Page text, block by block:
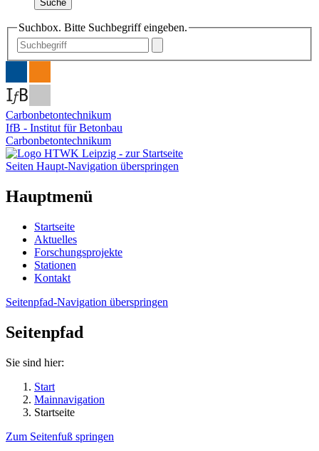
Suche
Suchbox. Bitte Suchbegriff eingeben.
Carbonbetontechnikum
IfB - Institut für Betonbau
Carbonbetontechnikum
Seiten Haupt-Navigation überspringen
Hauptmenü
Startseite
Aktuelles
Forschungsprojekte
Stationen
Kontakt
Seitenpfad-Navigation überspringen
Seitenpfad
Sie sind hier:
Start
Mainnavigation
Startseite
Zum Seitenfuß springen